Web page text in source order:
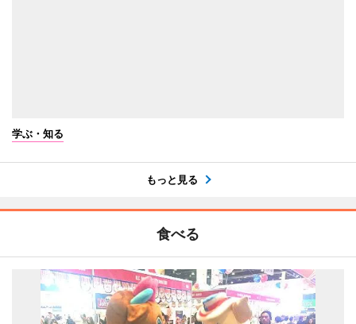
学ぶ・知る
もっと見る
食べる